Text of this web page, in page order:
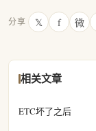
分享 𝕏 f 微
相关文章
ETC坏了之后